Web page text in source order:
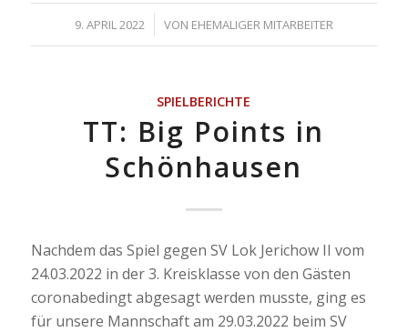
9. APRIL 2022
/ VON EHEMALIGER MITARBEITER
SPIELBERICHTE
TT: Big Points in
Schönhausen
Nachdem das Spiel gegen SV Lok Jerichow II vom
24.03.2022 in der 3. Kreisklasse von den Gästen
coronabedingt abgesagt werden musste, ging es
für unsere Mannschaft am 29.03.2022 beim SV